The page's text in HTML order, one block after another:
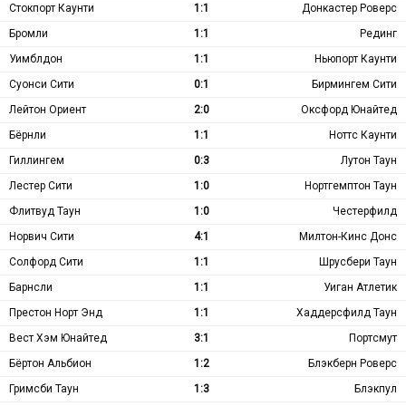
Стокпорт Каунти
1:1
Донкастер Роверс
Бромли
1:1
Рединг
Уимблдон
1:1
Ньюпорт Каунти
Суонси Сити
0:1
Бирмингем Сити
Лейтон Ориент
2:0
Оксфорд Юнайтед
Бёрнли
1:1
Ноттс Каунти
Гиллингем
0:3
Лутон Таун
Лестер Сити
1:0
Нортгемптон Таун
Флитвуд Таун
1:0
Честерфилд
Норвич Сити
4:1
Милтон-Кинс Донс
Солфорд Сити
1:1
Шрусбери Таун
Барнсли
1:1
Уиган Атлетик
Престон Норт Энд
1:1
Хаддерсфилд Таун
Вест Хэм Юнайтед
3:1
Портсмут
Бёртон Альбион
1:2
Блэкберн Роверс
Гримсби Таун
1:3
Блэкпул